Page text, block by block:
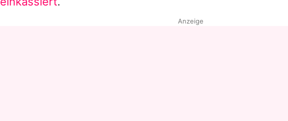
Anzeige